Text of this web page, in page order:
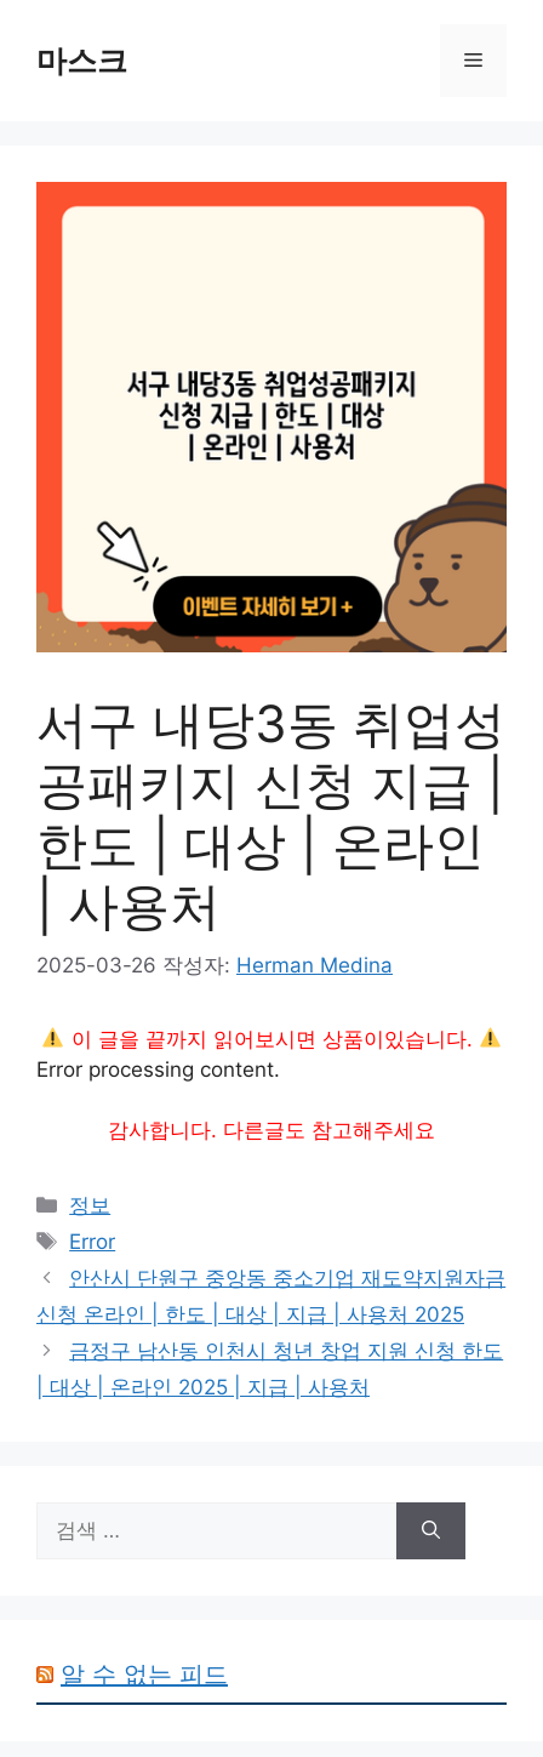
마스크 메
서구 내당3동 취업성
공패키지 신청 지급 |
한도 | 대상 | 온라인
| 사용처
2025-03-26 작성자: Herman Medina
이 글을 끝까지 읽어보시면 상품이있습니다.
Error processing content.
감사합니다. 다른글도 참고해주세요
카
테
리
정보
태
그
Error
안산시 단원구 중앙동 중소기업 재도약지원자금
신청 온라인 | 한도 | 대상 | 지급 | 사용처 2025
금정구 남산동 인천시 청년 창업 지원 신청 한도
| 대상 | 온라인 2025 | 지급 | 사용처
색:
알 수 없는 피드